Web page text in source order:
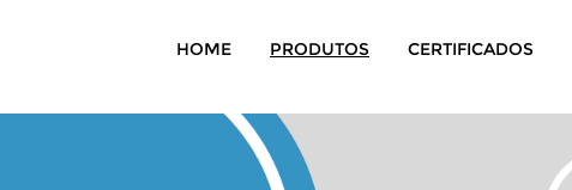
HOME PRODUTOS CERTIFICADOS